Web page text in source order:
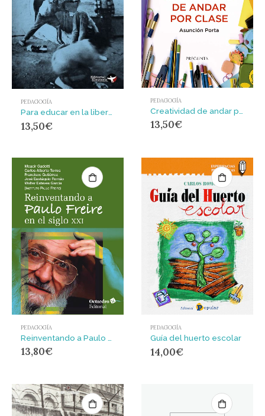
PEDAGOGÍA
13,50€
PEDAGOGÍA
13,50€
PEDAGOGÍA
13,80€
PEDAGOGÍA
Guía del huerto escolar
14,00€